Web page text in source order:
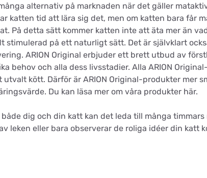
alternativ på marknaden när det gäller
katten tid att lära sig det, men om katten bara får
På detta sätt kommer katten inte att äta mer än
stimulerad på ett naturligt sätt. Det är självklart
ARION Original erbjuder ett brett utbud av
behov och alla dess livsstadier. Alla ARION
kött. Därför är ARION Original-produkter mer
Du kan läsa mer om våra produkter här.
dig och din katt kan det leda till många timmars
leken eller bara observerar de roliga idéer din katt